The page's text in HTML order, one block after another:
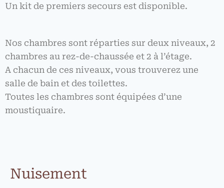
Un kit de premiers secours est disponible.
Nos chambres sont réparties sur deux niveaux, 2
chambres au rez-de-chaussée et 2 à l’étage.
A chacun de ces niveaux, vous trouverez une
salle de bain et des toilettes.
Toutes les chambres sont équipées d’une
moustiquaire.
Nuisement